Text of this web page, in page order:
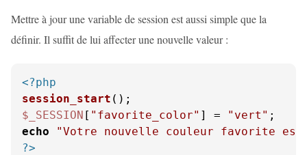
Mettre à jour une variable de session est aussi simple que la
définir. Il suffit de lui affecter une nouvelle valeur :
<?php
session_start
$_SESSION [ "favorite_color" ] = "vert"
echo
"Votre nouvelle couleur favorite
?>